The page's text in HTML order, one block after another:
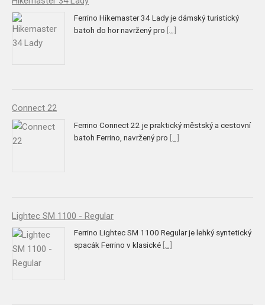
Ferrino Hikemaster 34 Lady je dámský turistický
batoh do hor navržený pro [...]
Connect 22
Ferrino Connect 22 je praktický městský a cestovní
batoh Ferrino, navržený pro [...]
Lightec SM 1100 - Regular
Ferrino Lightec SM 1100 Regular je lehký syntetický
spacák Ferrino v klasické [...]